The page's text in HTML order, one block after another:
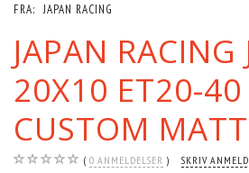
FRA: JAPAN RACING
JAPAN RACING
20X10 ET20-40
CUSTOM
0 ANMELDELSER SKRIV